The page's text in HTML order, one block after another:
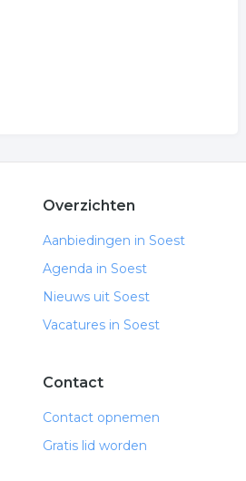
Overzichten
Aanbiedingen in Soest
Agenda in Soest
Nieuws uit Soest
Vacatures in Soest
Contact
Contact opnemen
Gratis lid worden